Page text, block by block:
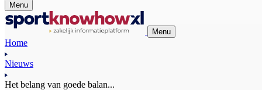
Menu
Menu
Home
Nieuws
Het belang van goede balan...